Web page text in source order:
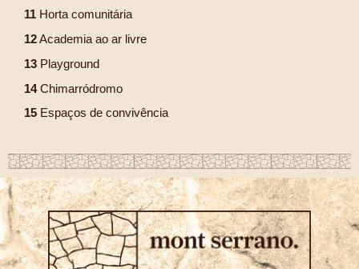
11 Horta comunitária
12Academia ao ar livre
13 Playground
14Chimarródromo
15 Espaços de convivência